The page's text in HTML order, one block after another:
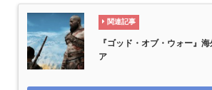
関連記事
『ゴッド・オブ・ウォー』
ア